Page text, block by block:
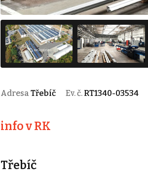
Adresa Třebíč Ev. č. RT1340-03534
info v RK
Třebíč